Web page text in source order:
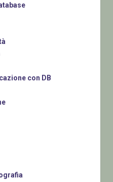
con DB